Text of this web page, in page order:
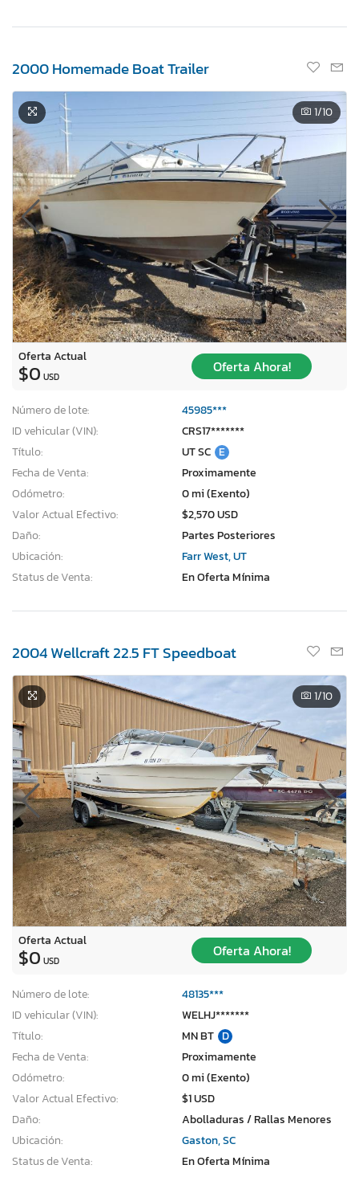
2000 Homemade Boat Trailer
1/10
Oferta Actual
$0 USD
Oferta Ahora!
Número de lote:
45985***
ID vehicular (VIN):
CRS17*******
Título:
UT SC E
Fecha de Venta:
Proximamente
Odómetro:
0 mi (Exento)
Valor Actual Efectivo:
$2,570 USD
Daño:
Partes Posteriores
Ubicación:
Farr West, UT
Status de Venta:
En Oferta Mínima
2004 Wellcraft 22.5 FT Speedboat
1/10
Oferta Actual
$0 USD
Oferta Ahora!
Número de lote:
48135***
ID vehicular (VIN):
WELHJ*******
Título:
MN BT D
Fecha de Venta:
Proximamente
Odómetro:
0 mi (Exento)
Valor Actual Efectivo:
$1 USD
Daño:
Abolladuras / Rallas Menores
Ubicación:
Gaston, SC
Status de Venta:
En Oferta Mínima